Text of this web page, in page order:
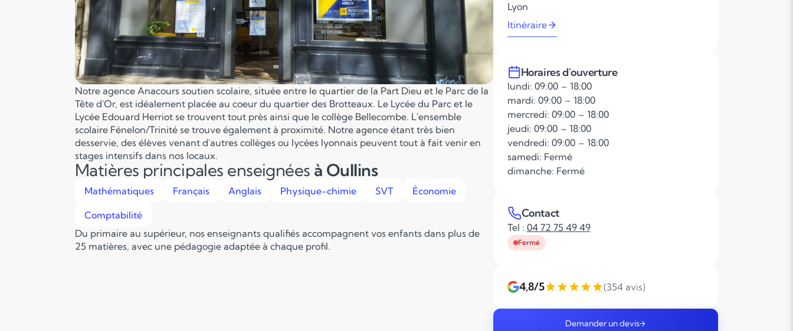
Notre agence Anacours soutien scolaire, située entre le quartier de la Part Dieu et le Parc de la
Tête d'Or, est idéalement placée au coeur du quartier des Brotteaux. Le Lycée du Parc et le
Lycée Edouard Herriot se trouvent tout près ainsi que le collège Bellecombe. L'ensemble
scolaire Fénelon/Trinité se trouve également à proximité. Notre agence étant très bien
desservie, des élèves venant d'autres collèges ou lycées lyonnais peuvent tout à fait venir en
stages intensifs dans nos locaux.
Matières principales enseignées à Oullins
Mathématiques Français Anglais Physique-chimie SVT Économie
Comptabilité
Du primaire au supérieur, nos enseignants qualifiés accompagnent vos enfants dans plus de
25 matières, avec une pédagogie adaptée à chaque profil.
Lyon
Itinéraire
Horaires d'ouverture
lundi: 09:00 – 18:00
mardi: 09:00 – 18:00
mercredi: 09:00 – 18:00
jeudi: 09:00 – 18:00
vendredi: 09:00 – 18:00
samedi: Fermé
dimanche: Fermé
Contact
Tel : 04 72 75 49 49
Fermé
4,8/5 (354 avis)
Demander un devis